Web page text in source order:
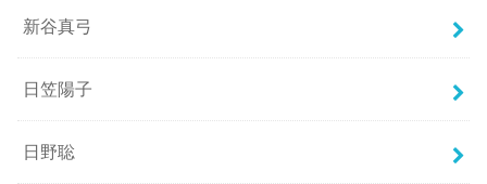
新谷真弓
日笠陽子
日野聡